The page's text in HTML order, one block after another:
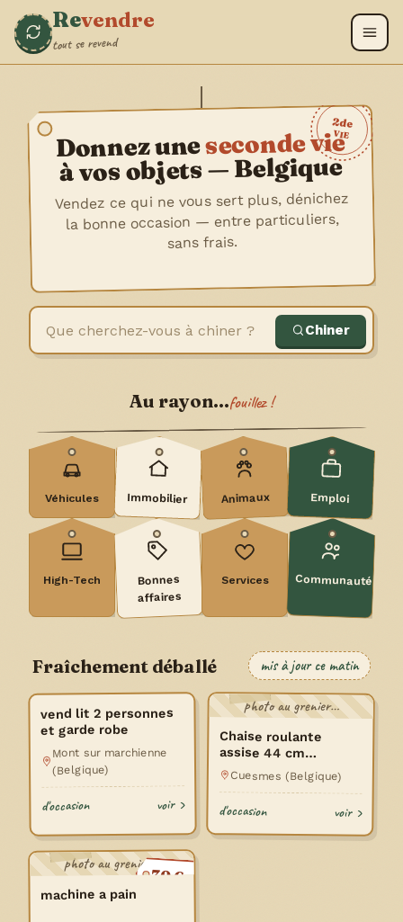
Revendre
tout se revend
2de
VIE
Donnez uneseconde vie
à vos objets — Belgique
Vendez ce qui ne vous sert plus, dénichez
la bonne occasion — entre particuliers,
sans frais.
Chiner
Au rayon…fouillez !
Véhicules Immobilier Animaux Emploi
High-Tech Bonnes
affaires
Services Communauté
Fraîchement déballé mis à jour ce matin
100 €
vend lit 2 personnes
et garde robe
Mont sur marchienne
(Belgique)
d'occasion voir ›
photo au grenier…
Chaise roulante
assise 44 cm
repliable
Cuesmes (Belgique)
d'occasion voir ›
photo au grenier…
70 €
machine a pain